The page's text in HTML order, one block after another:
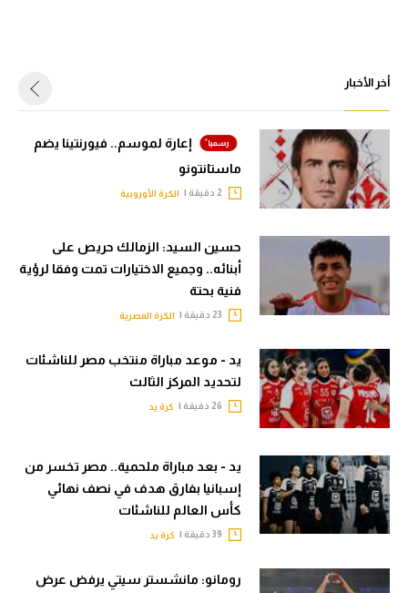
أخر الأخبار
إعارة لموسم.. فيورنتينا يضم
ماستانتونو
الكرة الأوروبية
حسين السيد: الزمالك حريص على
أبنائه.. وجميع الاختيارات تمت وفقا لرؤية
فنية بحتة
الكرة المصرية
يد - موعد مباراة منتخب مصر للناشئات
لتحديد المركز الثالث
كرة يد
يد - بعد مباراة ملحمية.. مصر تخسر من
إسبانيا بفارق هدف في نصف نهائي
كأس العالم للناشئات
كرة يد
رومانو: مانشستر سيتي يرفض عرض